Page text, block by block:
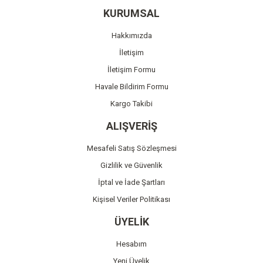
Ürün bilgilerinde hatalar bulunuyor.
Ürün fiyatı diğer sitelerden daha pahalı.
Bu ürüne benzer farklı alternatifler olmalı.
Gönder
KURUMSAL
Hakkımızda
İletişim
İletişim Formu
Havale Bildirim Formu
Kargo Takibi
ALIŞVERİŞ
Mesafeli Satış Sözleşmesi
Gizlilik ve Güvenlik
İptal ve İade Şartları
Kişisel Veriler Politikası
ÜYELİK
Hesabım
Yeni Üyelik